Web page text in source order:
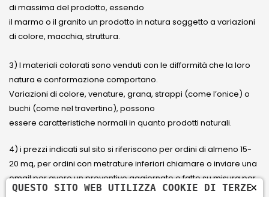
di massima del prodotto, essendo
il marmo o il granito un prodotto in natura soggetto a variazioni
di colore, macchia, struttura.
3) I materiali colorati sono venduti con le difformità che la loro
natura e conformazione comportano.
Variazioni di colore, venature, grana, strappi (come l’onice) o
buchi (come nel travertino), possono
essere caratteristiche normali in quanto prodotti naturali.
4) i prezzi indicati sul sito si riferiscono per ordini di almeno 15-
20 mq, per ordini con metrature inferiori chiamare o inviare una
email per avere un preventivo aggiornato e fatto su misura per
il cliente.
×
QUESTO SITO WEB UTILIZZA COOKIE DI TERZE